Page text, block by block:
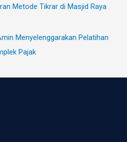
Metode Tikrar di Masjid Raya
Menyelenggarakan Pelatihan
Pajak